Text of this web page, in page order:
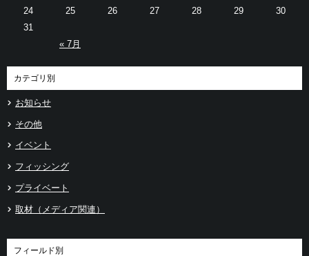
« 7月
24
25 26 27 28 29
30
31
カテゴリ別
お知らせ
その他
イベント
フィッシング
プライベート
取材（メディア関連）
フィールド別